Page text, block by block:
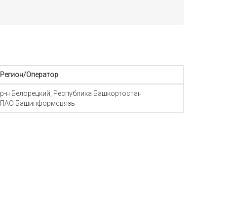
Регион/Оператор
р-н Белорецкий, Республика Башкортостан
ПАО Башинформсвязь